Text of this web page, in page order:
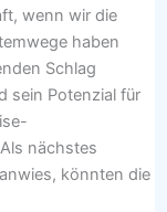
wenn wir die
haben
Schlag
sein Potenzial für
nächstes
könnten die